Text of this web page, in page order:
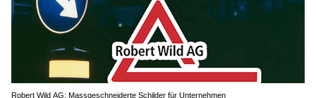
Robert Wild AG: Massgeschneiderte Schilder für Unternehmen